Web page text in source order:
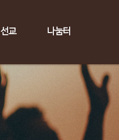
선교 나눔터